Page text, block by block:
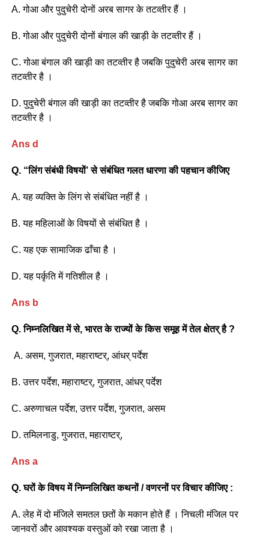
A. गोआ और पुदुचेरी दोनों अरब सागर के तटव्तीर हैं ।
B. गोआ और पुदुचेरी दोनों बंगाल की खाड़ी के तटव्तीर हैं ।
C. गोआ बंगाल की खाड़ी का तटव्तीर है जबकि पुदुचेरी अरब सागर का
तटव्तीर है ।
D. पुदुचेरी बंगाल की खाड़ी का तटव्तीर है जबकि गोआ अरब सागर का
तटव्तीर है ।
Ans d
Q. “लिंग संबंधी विषयों’ से संबंधित गलत धारणा की पहचान कीजिए
A. यह व्यक्ति के लिंग से संबंधित नहीं है ।
B. यह महिलाओं के विषयों से संबंधित है ।
C. यह एक सामाजिक ढाँचा है ।
D. यह पर्कृति में गतिशील है ।
Ans b
Q. निम्नलिखित में से, भारत के राज्यों के किस समूह में तेल क्षेतर् है ?
A. असम, गुजरात, महाराष्टर्, आंधर् पर्देश
B. उत्तर पर्देश, महाराष्टर्, गुजरात, आंधर् पर्देश
C. अरुणाचल पर्देश, उत्तर पर्देश, गुजरात, असम
D. तमिलनाडु, गुजरात, महाराष्टर्,
Ans a
Q. घरों के विषय में निम्नलिखित कथनों / वणरनों पर विचार कीजिए :
A. लेह में दो मंजिले समतल छतों के मकान होते हैं । निचली मंजिल पर
जानवरों और आवश्यक वस्तुओं को रखा जाता है ।